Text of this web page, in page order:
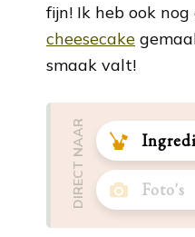
fijn! Ik heb ook
cheesecake
smaak valt!
DIRECT NAAR Foto's